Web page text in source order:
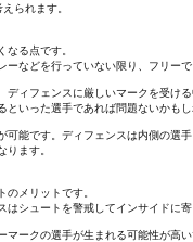
られます。
る点です。
などを行っていない限り、フリー
ィフェンスに厳しいマークを受け
いった選手であれば問題ないかも
能です。ディフェンスは内側の選
ます。
メリットです。
シュートを警戒してインサイドに寄
ークの選手が生まれる可能性が高